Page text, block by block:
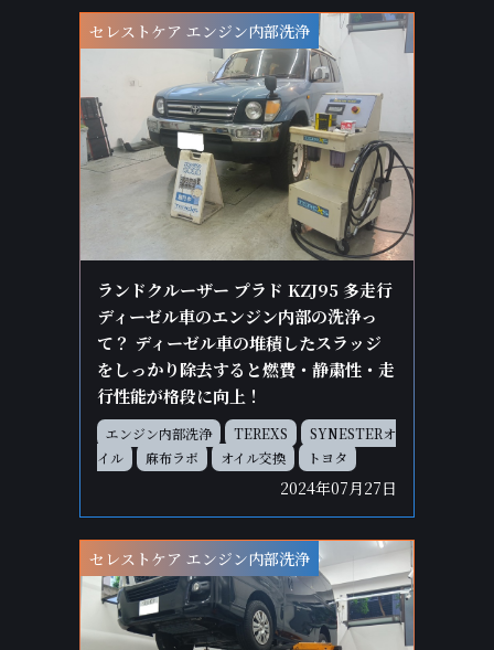
セレストケア エンジン内部洗浄
ランドクルーザー プラド KZJ95 多走行
ディーゼル車のエンジン内部の洗浄っ
て？ ディーゼル車の堆積したスラッジ
をしっかり除去すると燃費・静粛性・走
行性能が格段に向上！
エンジン内部洗浄 TEREXS
SYNESTERオ
イル
麻布ラボ オイル交換 トヨタ
2024年07月27日
セレストケア エンジン内部洗浄